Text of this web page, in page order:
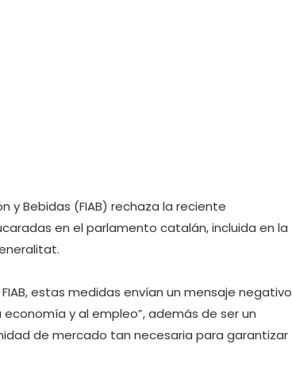
y Bebidas (FIAB) rechaza la reciente
en el parlamento catalán, incluida en la
estas medidas envían un mensaje negativo
y al empleo”, además de ser un
de mercado tan necesaria para garantizar